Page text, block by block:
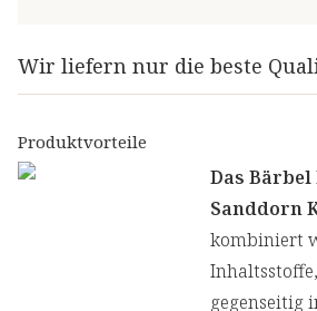
Wir liefern nur die beste
Produktvorteile
Das
Sanddorn
kombiniert
gegenseitig